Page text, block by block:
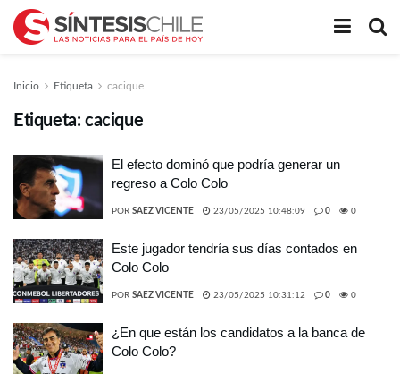
Inicio Etiqueta cacique
Etiqueta: cacique
El efecto dominó que podría generar un
regreso a Colo Colo
POR SAEZ VICENTE 23/05/2025 10:48:09 0 0
Este jugador tendría sus días contados en
Colo Colo
POR SAEZ VICENTE 23/05/2025 10:31:12 0 0
¿En que están los candidatos a la banca de
Colo Colo?